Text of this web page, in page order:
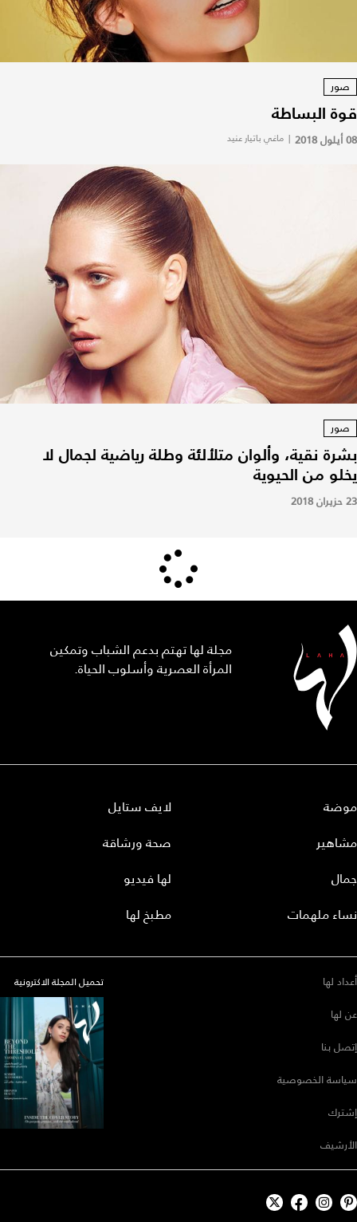
صور
قوة البساطة
08 أيلول 2018 | ماغي باتيار عنيد
صور
بشرة نقية، وألوان متلألئة وطلة رياضية لجمال لا
يخلو من الحيوية
23 حزيران 2018
مجلة لها تهتم بدعم الشباب وتمكين
المرأة العصرية وأسلوب الحياة.
موضة
مشاهير
جمال
نساء ملهمات
لايف ستايل
صحة ورشاقة
لها فيديو
مطبخ لها
أعداد لها
عن لها
إتصل بنا
سياسة الخصوصية
إشترك
الأرشيف
تحميل المجلة الاكترونية